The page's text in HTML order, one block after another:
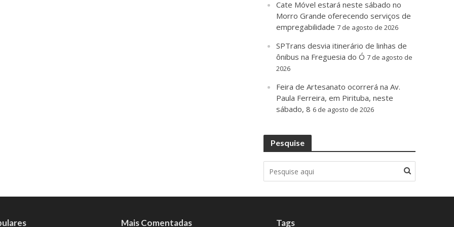
Cate Móvel estará neste sábado no
Morro Grande oferecendo serviços de
empregabilidade 7 de agosto de 2026
SPTrans desvia itinerário de linhas de
ônibus na Freguesia do Ó 7 de agosto de
2026
Feira de Artesanato ocorrerá na Av.
Paula Ferreira, em Pirituba, neste
sábado, 8 6 de agosto de 2026
Pesquise
Mais Comentadas Tags